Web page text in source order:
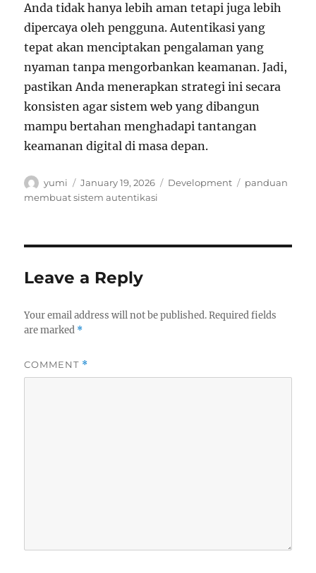
Anda tidak hanya lebih aman tetapi juga lebih
dipercaya oleh pengguna. Autentikasi yang
tepat akan menciptakan pengalaman yang
nyaman tanpa mengorbankan keamanan. Jadi,
pastikan Anda menerapkan strategi ini secara
konsisten agar sistem web yang dibangun
mampu bertahan menghadapi tantangan
keamanan digital di masa depan.
Author
yumi
Posted
on
January 19, 2026 Categories
Development Tags
panduan
membuat sistem autentikasi
Leave a Reply
Your email address will not be published. Required fields
are marked *
COMMENT *